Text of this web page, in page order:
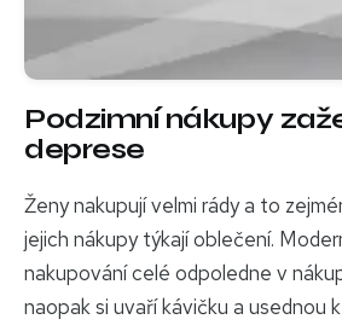
Podzimní nákupy
deprese
Ženy nakupují velmi rády a to
jejich nákupy týkají oblečení.
nakupování celé odpoledne v
naopak si uvaří kávičku a usednou